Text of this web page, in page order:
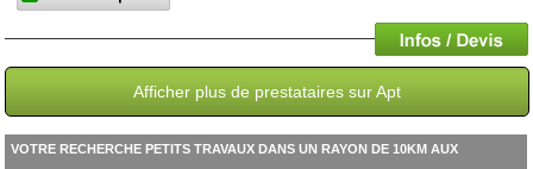
Afficher plus de prestataires sur Apt
VOTRE RECHERCHE PETITS TRAVAUX DANS UN RAYON DE 10KM AUX